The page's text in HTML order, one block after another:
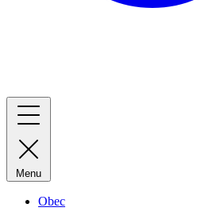
Menu
Obec